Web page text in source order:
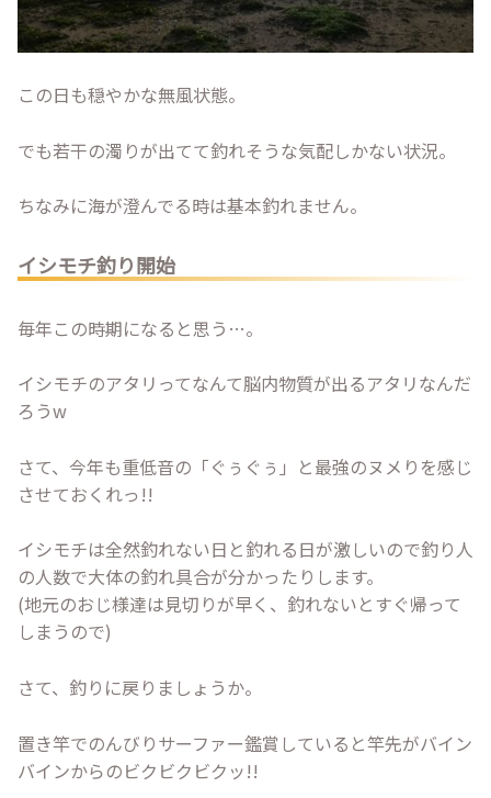
この日も穏やかな無風状態。
でも若干の濁りが出てて釣れそうな気配しかない状況。
ちなみに海が澄んでる時は基本釣れません。
イシモチ釣り開始
毎年この時期になると思う…。
イシモチのアタリってなんて脳内物質が出るアタリなんだ
ろうw
さて、今年も重低音の「ぐぅぐぅ」と最強のヌメりを感じ
させておくれっ!!
イシモチは全然釣れない日と釣れる日が激しいので釣り人
の人数で大体の釣れ具合が分かったりします。
(地元のおじ様達は見切りが早く、釣れないとすぐ帰って
しまうので)
さて、釣りに戻りましょうか。
置き竿でのんびりサーファー鑑賞していると竿先がバイン
バインからのビクビクビクッ!!